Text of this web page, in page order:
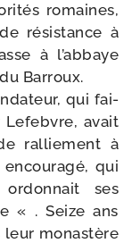
romaines,
résis­tance à
à l’ab­baye
Barroux.
qui fai­
Lefebvre, avait
ral­lie­ment à
encou­ra­gé, qui
ses
« . Seize ans
leur monas­tère